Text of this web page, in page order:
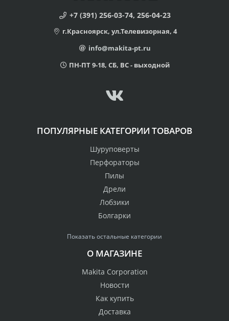
+7 (391) 256-03-74, 256-04-23
г.Красноярск, ул.Телевизорная, 4
info@makita-pt.ru
ПН-ПТ 9-18, СБ, ВС - выходной
ПОПУЛЯРНЫЕ КАТЕГОРИИ ТОВАРОВ
Шуруповерты
Перфораторы
Пилы
Дрели
Лобзики
Болгарки
Показать остальные категории
О МАГАЗИНЕ
Makita Corporation
Новости
Как купить
Доставка